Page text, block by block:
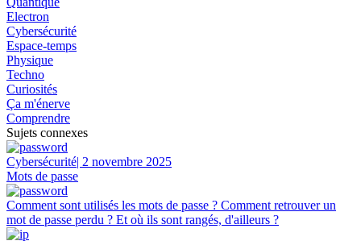
Electron
Cybersécurité
Espace-temps
Physique
Techno
Curiosités
Ça m'énerve
Comprendre
Sujets connexes
Cybersécurité| 2 novembre 2025
Mots de passe
Comment sont utilisés les mots de passe ? Comment retrouver un
mot de passe perdu ? Et où ils sont rangés, d'ailleurs ?